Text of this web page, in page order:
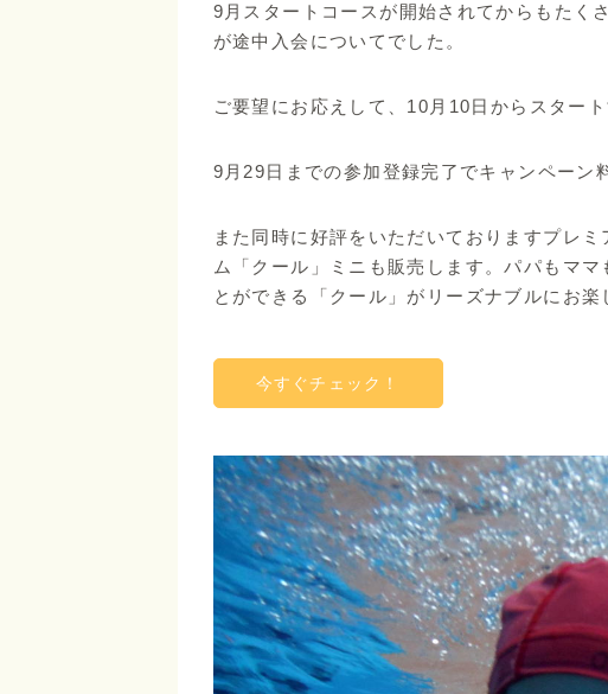
9月スタートコースが開始されてからもたく
が途中入会についてでした。
ご要望にお応えして、10月10日からスター
9月29日までの参加登録完了でキャンペーン
また同時に好評をいただいておりますプレ
ム「クール」ミニも販売します。パパもマ
とができる「クール」がリーズナブルにお楽
今すぐチェック！